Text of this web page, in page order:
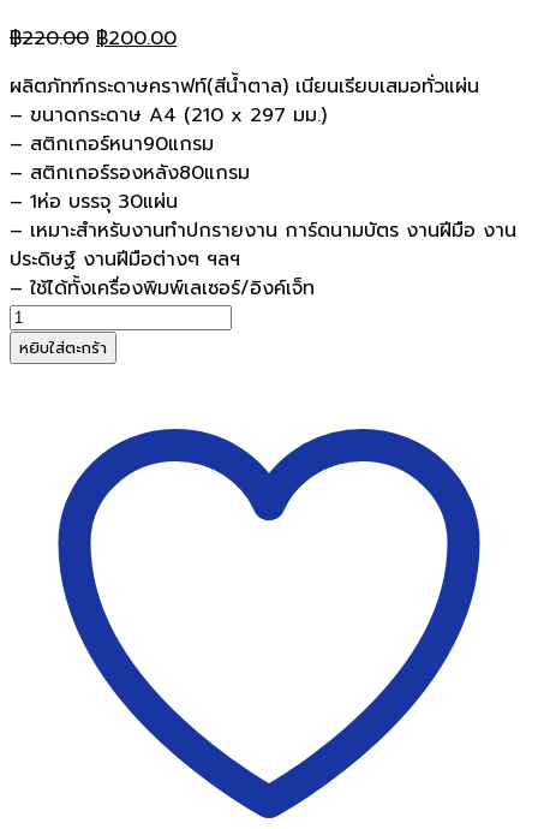
฿220.00 Original
was:
฿220.00.
฿200.00Current
is:
฿200.00.
ผลิตภัทฑ์กระดาษคราฟท์(สีน้ำตาล) เนียนเรียบเสมอทั่วแผ่น
– ขนาดกระดาษ A4 (210 x 297 มม.)
– สติกเกอร์หนา90แกรม
– สติกเกอร์รองหลัง80แกรม
– 1ห่อ บรรจุ 30แผ่น
– เหมาะสำหรับงานทำปกรายงาน การ์ดนามบัตร งานฝีมือ งาน
ประดิษฐ์ งานฝีมือต่างๆ ฯลฯ
– ใช้ได้ทั้งเครื่องพิมพ์เลเซอร์/อิงค์เจ็ท
จำนวน
BOS
สติ
น้ำตาล
หยิบใส่ตะกร้า